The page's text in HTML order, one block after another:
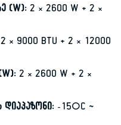
(W): 2 × 2600 W + 2 ×
2 × 9000 BTU + 2 × 12000
2 × 2600 W + 2 ×
დიაპაზონი: -15°C ~